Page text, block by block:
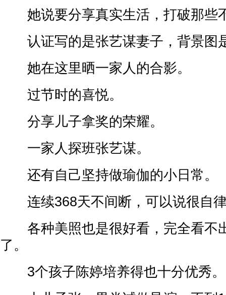
她说要分享真实生活，打破那些
认证写的是张艺谋妻子，背景图
她在这里晒一家人的合影。
过节时的喜悦。
分享儿子拿奖的荣耀。
一家人探班张艺谋。
还有自己坚持做瑜伽的小日常。
连续368天不间断，可以说很自
各种美照也是很好看，完全看不
了。
3个孩子陈婷培养得也十分优秀。